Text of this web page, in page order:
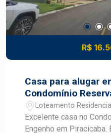
R$
Casa para alugar
Condomínio
Loteamento
Piracicaba/SP
Excelente casa no
Engenho em